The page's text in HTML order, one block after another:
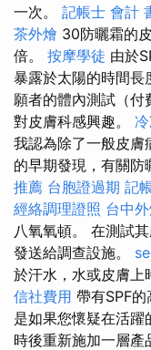
一次。 記帳士 會計
茶外燴 30防曬霜的
倍。 按摩學徒 由於
暴露於太陽的時間長
願者的體內測試（付
對皮膚科感興趣。
我認為除了一般皮膚
的早期發現，有關防
推薦 台胞證過期 記
經絡調理證照 台中
八氧氧頓。 在測試
發送給調查設施。
於汗水，水或皮膚上
信社費用 帶有SPF
是如果您懷疑在活
時後重新施加一層產